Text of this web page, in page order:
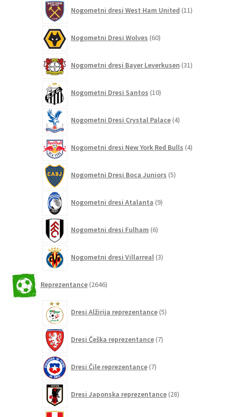
Nogometni dresi West Ham United 11izdelkov
Nogometni Dresi Wolves 60izdelkov
Nogometni dresi Bayer Leverkusen 31izdelkov
Nogometni Dresi Santos 10izdelkov
Nogometni Dresi Crystal Palace 4izdelki
Nogometni dresi New York Red Bulls 4izdelki
Nogometni Dresi Boca Juniors 5izdelkov
Nogometni dresi Atalanta 9izdelkov
Nogometni dresi Fulham 6izdelkov
Nogometni dresi Villarreal 3izdelki
Reprezentance 2646izdelkov
Dresi Alžirija reprezentance 5izdelkov
Dresi Češka reprezentance 7izdelkov
Dresi Čile reprezentance 7izdelkov
Dresi Japonska reprezentance 28izdelkov